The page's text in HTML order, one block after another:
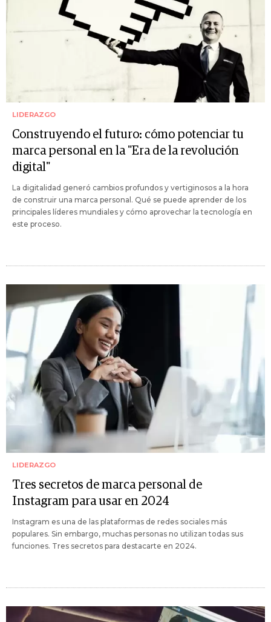
LIDERAZGO
Construyendo el futuro: cómo potenciar tu
marca personal en la "Era de la revolución
digital"
La digitalidad generó cambios profundos y vertiginosos a la hora
de construir una marca personal. Qué se puede aprender de los
principales líderes mundiales y cómo aprovechar la tecnología en
este proceso.
LIDERAZGO
Tres secretos de marca personal de
Instagram para usar en 2024
Instagram es una de las plataformas de redes sociales más
populares. Sin embargo, muchas personas no utilizan todas sus
funciones. Tres secretos para destacarte en 2024.